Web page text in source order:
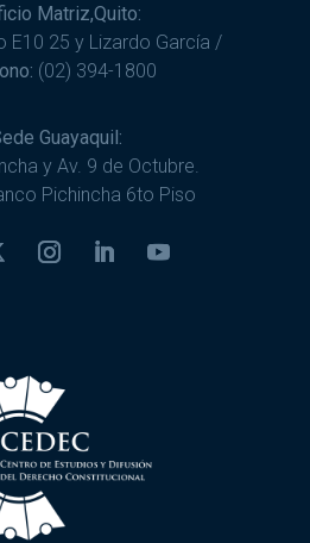
Matriz,Quito:
E10 25 y Lizardo García /
(02) 394-1800
Guayaquil:
y Av. 9 de Octubre.
Pichincha 6to Piso